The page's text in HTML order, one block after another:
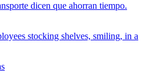
dicen que ahorran tiempo.